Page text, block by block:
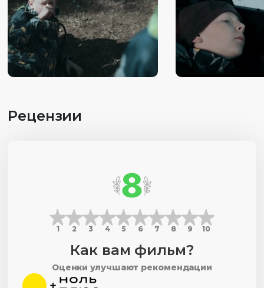
Рецензии
8
1 2 3 4 5 6 7 8 9 10
Как вам фильм?
Оценки улучшают рекомендации